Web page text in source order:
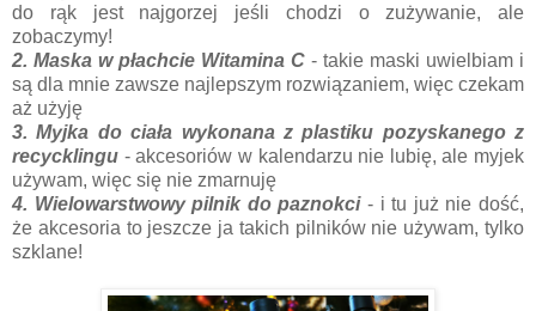
do rąk jest najgorzej jeśli chodzi o zużywanie, ale
zobaczymy!
2. Maska w płachcie Witamina C - takie maski uwielbiam i
są dla mnie zawsze najlepszym rozwiązaniem, więc czekam
aż użyję
3. Myjka do ciała wykonana z plastiku pozyskanego z
recycklingu - akcesoriów w kalendarzu nie lubię, ale myjek
używam, więc się nie zmarnuję
4. Wielowarstwowy pilnik do paznokci- i tu już nie dość,
że akcesoria to jeszcze ja takich pilników nie używam, tylko
szklane!